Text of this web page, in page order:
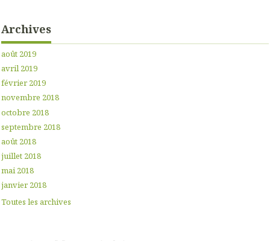
Archives
août 2019
avril 2019
février 2019
novembre 2018
octobre 2018
septembre 2018
août 2018
juillet 2018
mai 2018
janvier 2018
Toutes les archives